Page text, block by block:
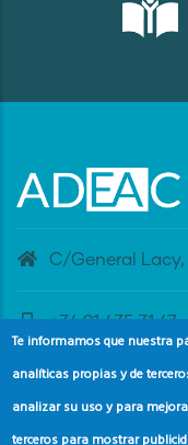
C/General Lacy,
+34 91 435 31 47
Te informamos que nuestra
analíticas propias y de
analizar su uso y para
terceros para mostrar